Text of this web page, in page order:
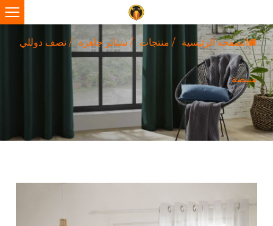
الصفحة الرئيسية / منتجات /ستائر جاهزة / نصف دوللي
مبيضة